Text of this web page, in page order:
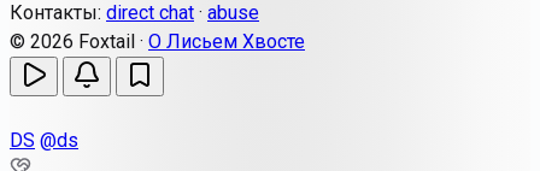
Контакты: direct chat · abuse
© 2026 Foxtail · О Лисьем Хвосте
DS @ds